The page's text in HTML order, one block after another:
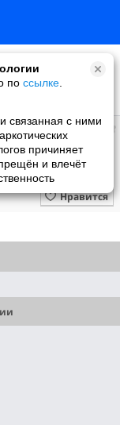
по ссылке
связанная с ними
причиняет
и влечёт
Нравится